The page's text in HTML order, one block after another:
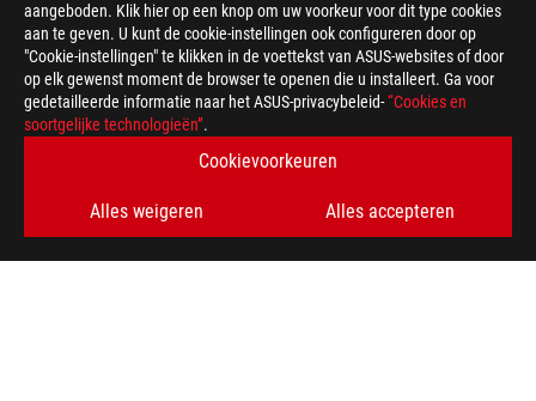
aangeboden. Klik hier op een knop om uw voorkeur voor dit type cookies
aan te geven. U kunt de cookie-instellingen ook configureren door op
"Cookie-instellingen" te klikken in de voettekst van ASUS-websites of door
op elk gewenst moment de browser te openen die u installeert. Ga voor
gedetailleerde informatie naar het ASUS-privacybeleid-“Cookies en
soortgelijke technologieën”.
Cookievoorkeuren
Alles weigeren Alles accepteren